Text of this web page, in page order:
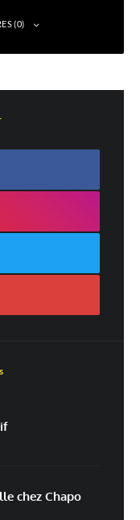
(0)
le navigateur pour
chez Chapo